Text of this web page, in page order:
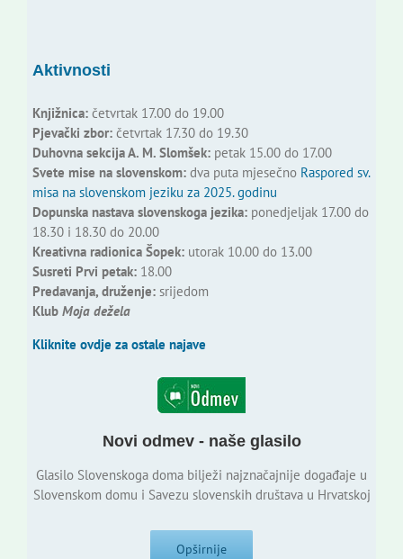
Aktivnosti
Knjižnica:četvrtak 17.00 do 19.00
Pjevački zbor:četvrtak 17.30 do 19.30
Duhovna sekcija A. M. Slomšek:petak 15.00 do 17.00
Svete mise na slovenskom:dva puta mjesečno Raspored sv.
misa na slovenskom jeziku za 2025. godinu
Dopunska nastava slovenskoga jezika:ponedjeljak 17.00 do
18.30 i 18.30 do 20.00
Kreativna radionica Šopek:utorak 10.00 do 13.00
Susreti Prvi petak:18.00
Predavanja, druženje:srijedom
Klub Moja dežela
Kliknite ovdje za ostale najave
Novi odmev - naše glasilo
Glasilo Slovenskoga doma bilježi najznačajnije događaje u
Slovenskom domu i Savezu slovenskih društava u Hrvatskoj
Opširnije